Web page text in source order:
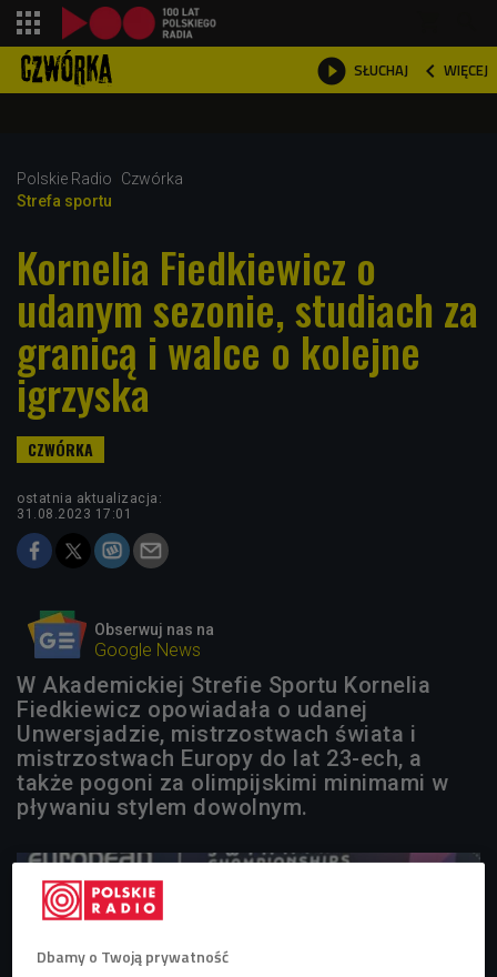
 SŁUCHAJ  WIĘCEJ

Polskie Radio
Czwórka
Strefa sportu
Kornelia Fiedkiewicz o
udanym sezonie, studiach za
granicą i walce o kolejne
igrzyska
ostatnia aktualizacja:
31.08.2023 17:01
Obserwuj nas na
Google News
W Akademickiej Strefie Sportu Kornelia
Fiedkiewicz opowiadała o udanej
Unwersjadzie, mistrzostwach świata i
mistrzostwach Europy do lat 23-ech, a
także pogoni za olimpijskimi minimami w
pływaniu stylem dowolnym.
Dbamy o Twoją prywatność